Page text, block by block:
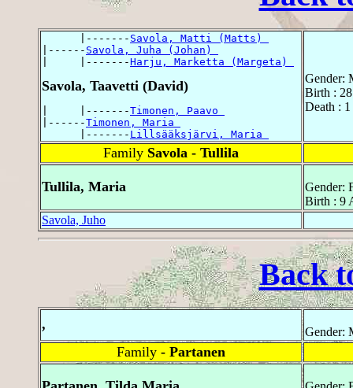
      |-------
Savola, Matti (Matts)
|------ Savola, Juha (Johan)
|     |-------Harju, Marketta (Margeta)
Savola, Taavetti (David)
|     |-------Timonen, Paavo
|------Timonen, Maria
      |-------
Lillsääksjärvi, Maria
Gender:
Birth :
Death :
Family Savola - Tullila
Tullila, Maria
Gender:
Birth : 9
Savola, Juho
Back
, Gender:
Family - Partanen